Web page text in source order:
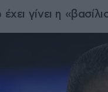
γίνει η